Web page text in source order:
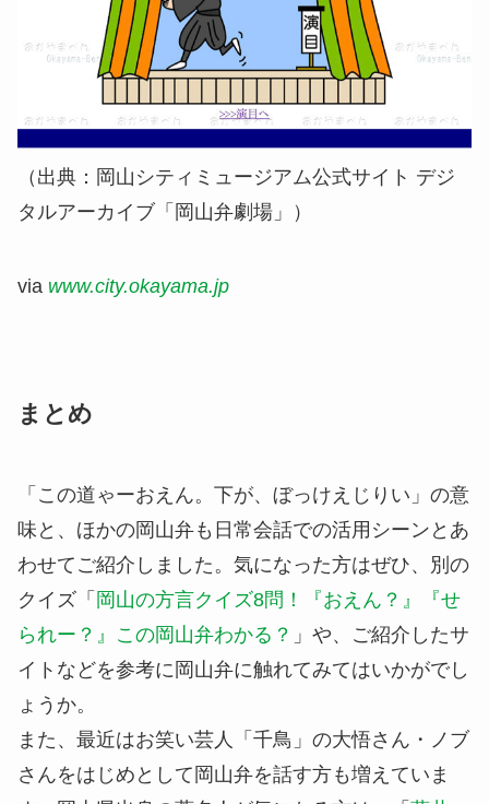
（出典：岡山シティミュージアム公式サイト デジ
タルアーカイブ「岡山弁劇場」）
via www.city.okayama.jp
まとめ
「この道ゃーおえん。下が、ぼっけえじりい」の意
味と、ほかの岡山弁も日常会話での活用シーンとあ
わせてご紹介しました。気になった方はぜひ、別の
クイズ「 岡山の方言クイズ8問！『おえん？』『せ
られー？』この岡山弁わかる？ 」や、ご紹介したサ
イトなどを参考に岡山弁に触れてみてはいかがでし
ょうか。
また、最近はお笑い芸人「千鳥」の大悟さん・ノブ
さんをはじめとして岡山弁を話す方も増えていま